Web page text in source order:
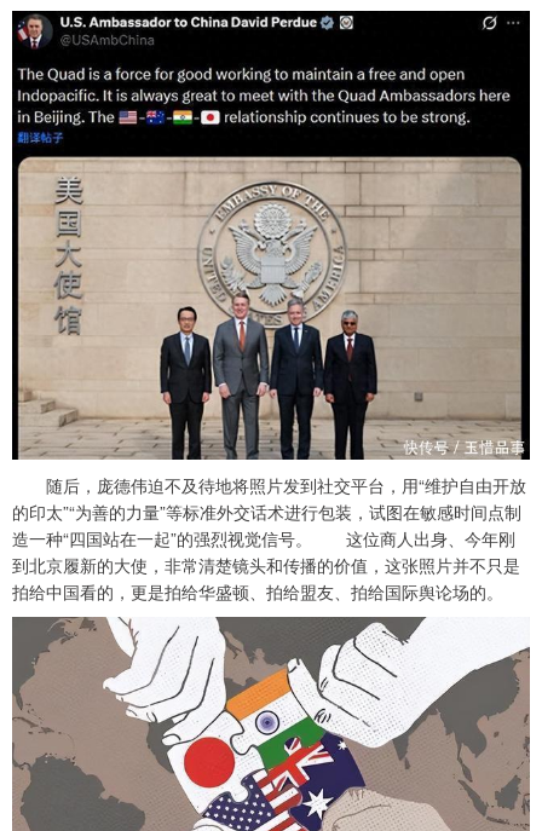
随后，庞德伟迫不及待地将照片发到社交平台，用“维护自由开放
的印太”“为善的力量”等标准外交话术进行包装，试图在敏感时间点制
造一种“四国站在一起”的强烈视觉信号。 这位商人出身、今年刚
到北京履新的大使，非常清楚镜头和传播的价值，这张照片并不只是
拍给中国看的，更是拍给华盛顿、拍给盟友、拍给国际舆论场的。